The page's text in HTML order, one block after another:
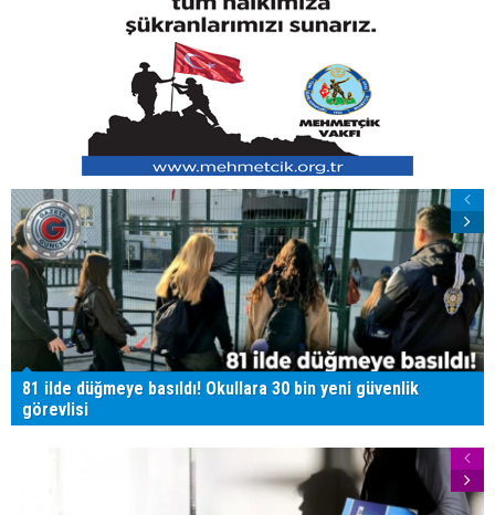
81 ilde düğmeye basıldı! Okullara 30 bin yeni güvenlik
görevlisi